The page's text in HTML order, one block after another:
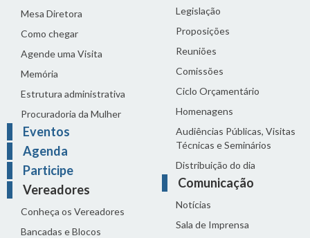
Mesa Diretora
Como chegar
Agende uma Visita
Memória
Estrutura administrativa
Procuradoria da Mulher
Eventos
Agenda
Participe
Vereadores
Conheça os Vereadores
Bancadas e Blocos
Legislação
Proposições
Reuniões
Comissões
Ciclo Orçamentário
Homenagens
Audiências Públicas, Visitas
Técnicas e Seminários
Distribuição do dia
Comunicação
Notícias
Sala de Imprensa